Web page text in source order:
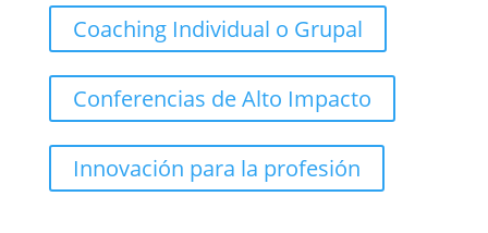
Coaching Individual o Grupal
Conferencias de Alto Impacto
Innovación para la profesión